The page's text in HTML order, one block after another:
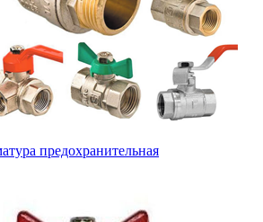
предохранительная